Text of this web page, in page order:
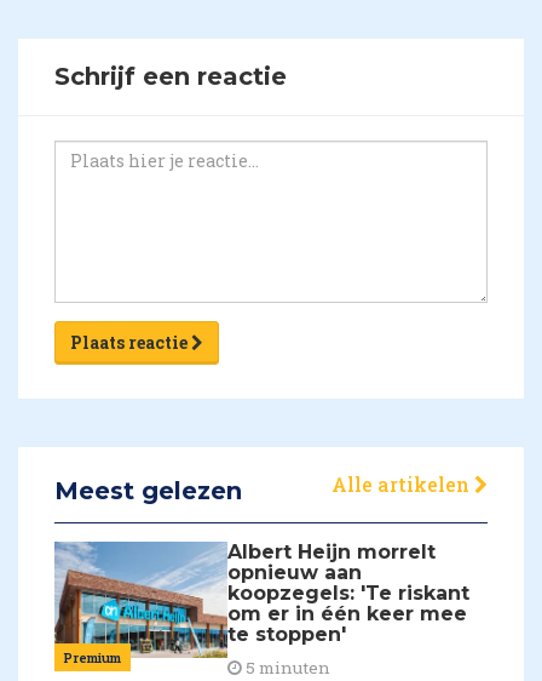
Schrijf een reactie
Plaats reactie
Meest gelezen Alle artikelen
Premium
Albert Heijn morrelt
opnieuw aan
koopzegels: 'Te riskant
om er in één keer mee
te stoppen'
5 minuten